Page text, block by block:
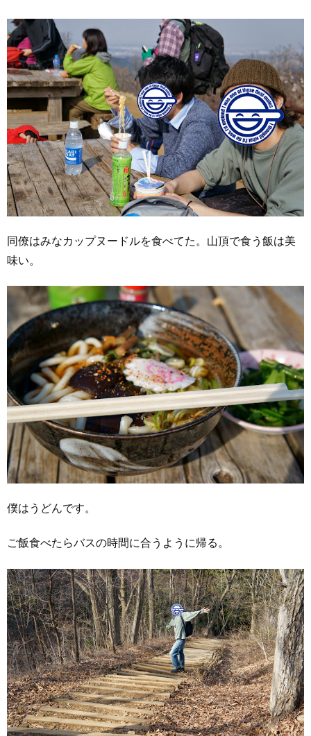
同僚はみなカップヌードルを食べてた。山頂で食う飯は美
味い。
僕はうどんです。
ご飯食べたらバスの時間に合うように帰る。